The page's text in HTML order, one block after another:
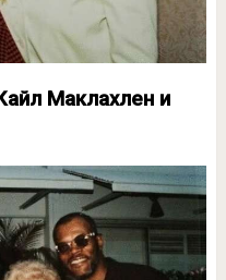
Маклахлен и